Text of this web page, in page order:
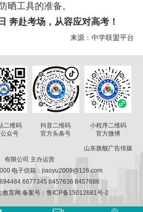
晒工具的准备。
奔赴考场，从容应对高考！
来源：中学联盟平台
二维码
众号
抖音二维码
官方头条号
小程序二维码
官方微博
山东旗舰广告传媒
有限公司 主办运营
电子信箱：jiaoyu2009@126.com
6677345 8457636 8457686
教育网 备案号：鲁ICP备15012681号-2